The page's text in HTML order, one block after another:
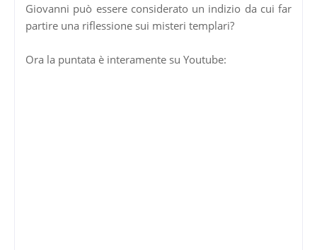
Giovanni può essere considerato un indizio da cui far
partire una riflessione sui misteri templari?
Ora la puntata è interamente su Youtube: